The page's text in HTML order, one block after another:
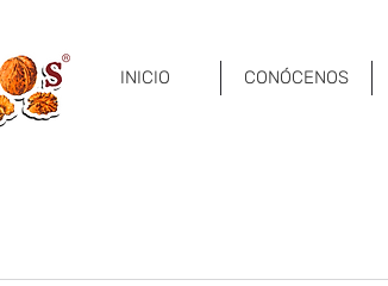
INICIO CONÓCENOS